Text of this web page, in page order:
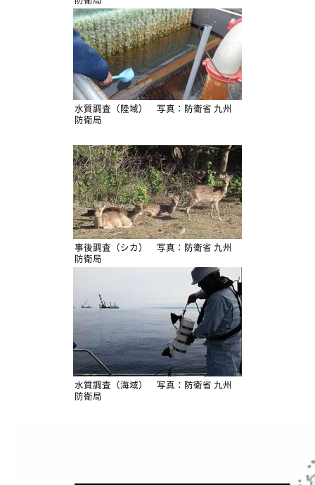
水質調査（陸域） 写真：防衛省 九州
防衛局
事後調査（シカ） 写真：防衛省 九州
防衛局
水質調査（海域） 写真：防衛省 九州
防衛局